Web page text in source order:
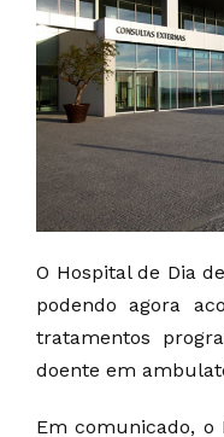
O Hospital de Dia
podendo agora
tratamentos
doente em
Em comunicado, o